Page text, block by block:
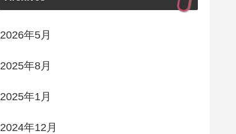
2026年5月
2025年8月
2025年1月
2024年12月